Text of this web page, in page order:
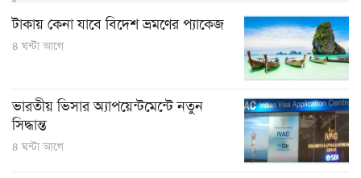
টাকায় কেনা যাবে বিদেশ ভ্রমণের প্যাকেজ
৪ ঘন্টা আগে
ভারতীয় ভিসার অ্যাপয়েন্টমেন্টে নতুন
সিদ্ধান্ত
৪ ঘন্টা আগে